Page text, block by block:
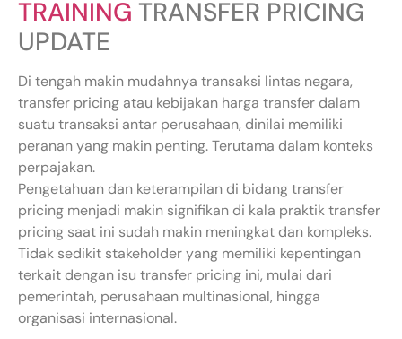
TRAINING TRANSFER PRICING
UPDATE
Di tengah makin mudahnya transaksi lintas negara,
transfer pricing atau kebijakan harga transfer dalam
suatu transaksi antar perusahaan, dinilai memiliki
peranan yang makin penting. Terutama dalam konteks
perpajakan.
Pengetahuan dan keterampilan di bidang transfer
pricing menjadi makin signifikan di kala praktik transfer
pricing saat ini sudah makin meningkat dan kompleks.
Tidak sedikit stakeholder yang memiliki kepentingan
terkait dengan isu transfer pricing ini, mulai dari
pemerintah, perusahaan multinasional, hingga
organisasi internasional.